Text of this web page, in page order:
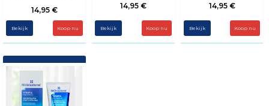
14,95 €
Bekijk
14,95 €
Bekijk
14,95 €
Bekijk